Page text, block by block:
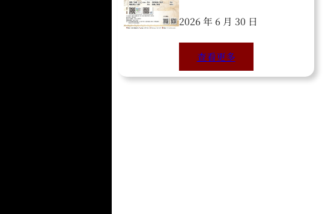
2026 年 6 月 30 日
查看更多